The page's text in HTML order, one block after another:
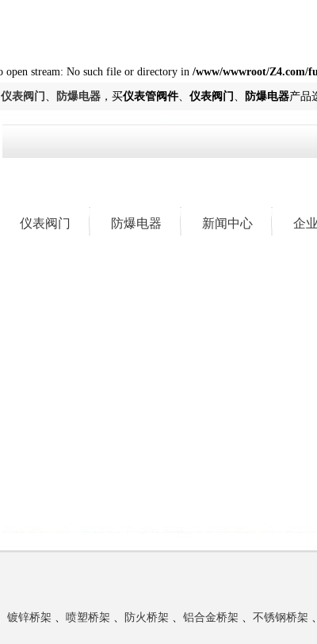
open stream: No such file or directory in /www/wwwroot/Z4.com/
仪表阀门 、 防爆电器 ，买仪表管阀件、 仪表阀门 、 防爆电器产品
仪表阀门 防爆电器 新闻中心 企
镀锌桥架 、 喷塑桥架 、 防火桥架 、 铝合金桥架 、 不锈钢桥架 、